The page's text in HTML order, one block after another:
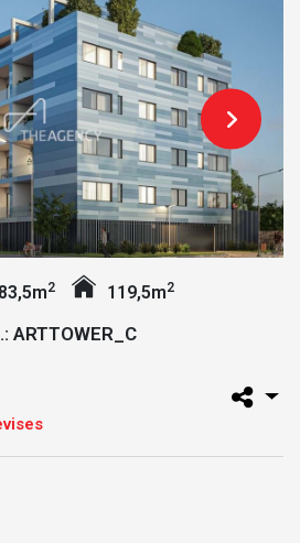
2 119,5m2
ARTTOWER_C